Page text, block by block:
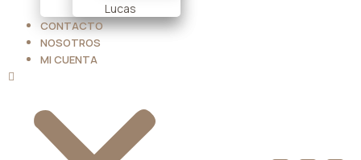
Lucas
CONTACTO
NOSOTROS
MI CUENTA